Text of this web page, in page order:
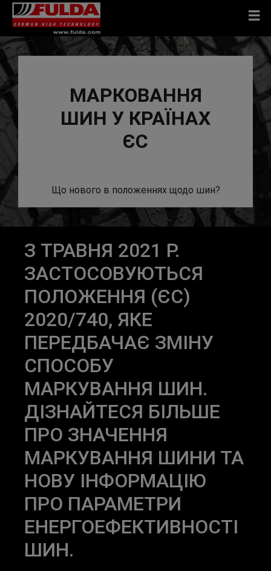
МАРКОВАННЯ
ШИН У КРАЇНАХ
ЄС
Що нового в положеннях щодо шин?
З ТРАВНЯ 2021 Р.
ЗАСТОСОВУЮТЬСЯ
ПОЛОЖЕННЯ (ЄС)
2020/740, ЯКЕ
ПЕРЕДБАЧАЄ ЗМІНУ
СПОСОБУ
МАРКУВАННЯ ШИН.
ДІЗНАЙТЕСЯ БІЛЬШЕ
ПРО ЗНАЧЕННЯ
МАРКУВАННЯ ШИНИ ТА
НОВУ ІНФОРМАЦІЮ
ПРО ПАРАМЕТРИ
ЕНЕРГОЕФЕКТИВНОСТІ
ШИН.